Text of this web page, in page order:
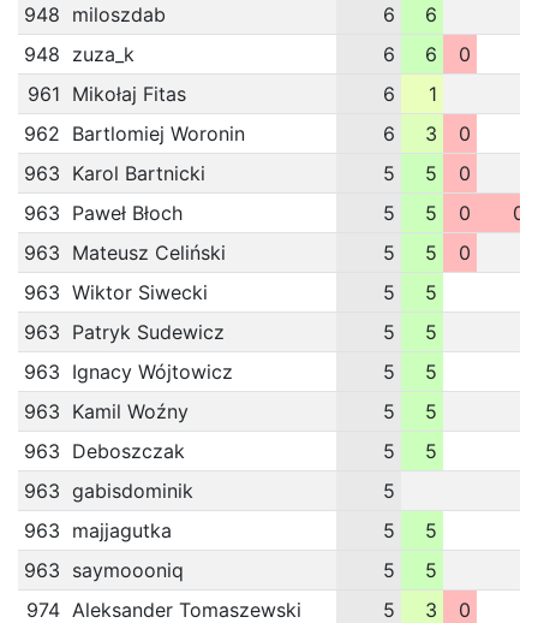
948 miloszdab 6
6
948 zuza_k 6 6
0
961 Mikołaj Fitas 6
1
962 Bartlomiej Woronin 6 3
0
963 Karol Bartnicki 5 5
0
963 Paweł Błoch 5 5 0
0
963 Mateusz Celiński 5 5
0
963 Wiktor Siwecki 5
5
963 Patryk Sudewicz 5
5
963 Ignacy Wójtowicz 5
5
963 Kamil Woźny 5
5
963 Deboszczak 5
5
963 gabisdominik
5
963 majjagutka 5
5
963 saymoooniq 5
5
974 Aleksander Tomaszewski 5 3
0